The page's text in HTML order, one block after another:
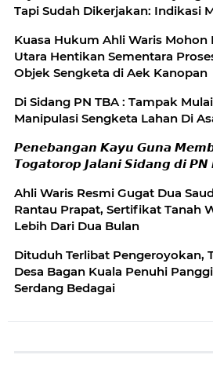
Tapi Sudah Dikerjakan: Indikasi
Kuasa Hukum Ahli Waris Mohon
Utara Hentikan Sementara
Objek Sengketa di Aek Kanopan
Di Sidang PN TBA : Tampak
Manipulasi Sengketa Lahan Di
𝙋𝙚𝙣𝙚𝙗𝙖𝙣𝙜𝙖𝙣 𝙆𝙖𝙮𝙪 𝙂𝙪𝙣𝙖
𝙏𝙤𝙜𝙖𝙩𝙤𝙧𝙤𝙥 𝙅𝙖𝙡𝙖𝙣𝙞 𝙎𝙞𝙙𝙖𝙣𝙜 𝙙𝙞
Ahli Waris Resmi Gugat Dua
Rantau Prapat, Sertifikat Tanah
Lebih Dari Dua Bulan
Dituduh Terlibat Pengeroyokan,
Desa Bagan Kuala Penuhi
Serdang Bedagai